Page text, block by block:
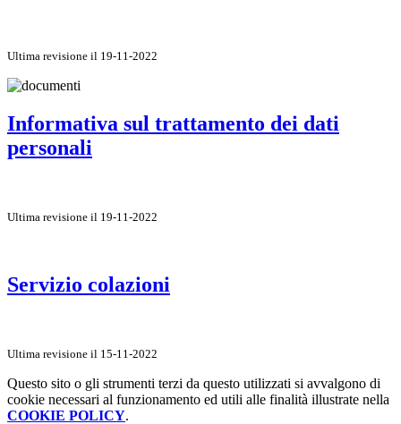
Ultima revisione il 19-11-2022
Informativa sul trattamento dei dati
personali
Ultima revisione il 19-11-2022
Servizio colazioni
Ultima revisione il 15-11-2022
Questo sito o gli strumenti terzi da questo utilizzati si avvalgono di
cookie necessari al funzionamento ed utili alle finalità illustrate nella
COOKIE POLICY.